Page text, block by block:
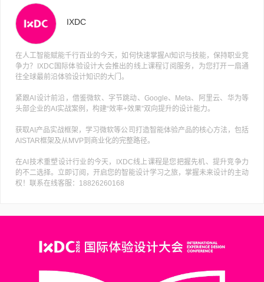
IXDC
在人工智能赋能千行百业的今天，如何快速掌握AI知识与技能，保持职业竞
争力？IXDC国际体验设计大会推出的线上课程订阅服务，为您打开一扇通
往全球最前沿体验设计知识的大门。
紧跟AI设计前沿，借鉴微软、字节跳动、Google、Meta、阿里云、华为等
头部企业的AI实战案例，构建“效率+效果”双向提升的设计能力。
获取AI产品实战框架，学习微软等公司打造智能体验产品的核心方法，包括
AISTAR框架及从MVP到商业化的完整路径。
在AI技术重塑设计行业的今天，IXDC线上课程是您把握先机、提升竞争力
的不二选择。立即订阅，开启您的智能设计学习之旅，掌握未来设计的主动
权！联系在线客服：18826260168